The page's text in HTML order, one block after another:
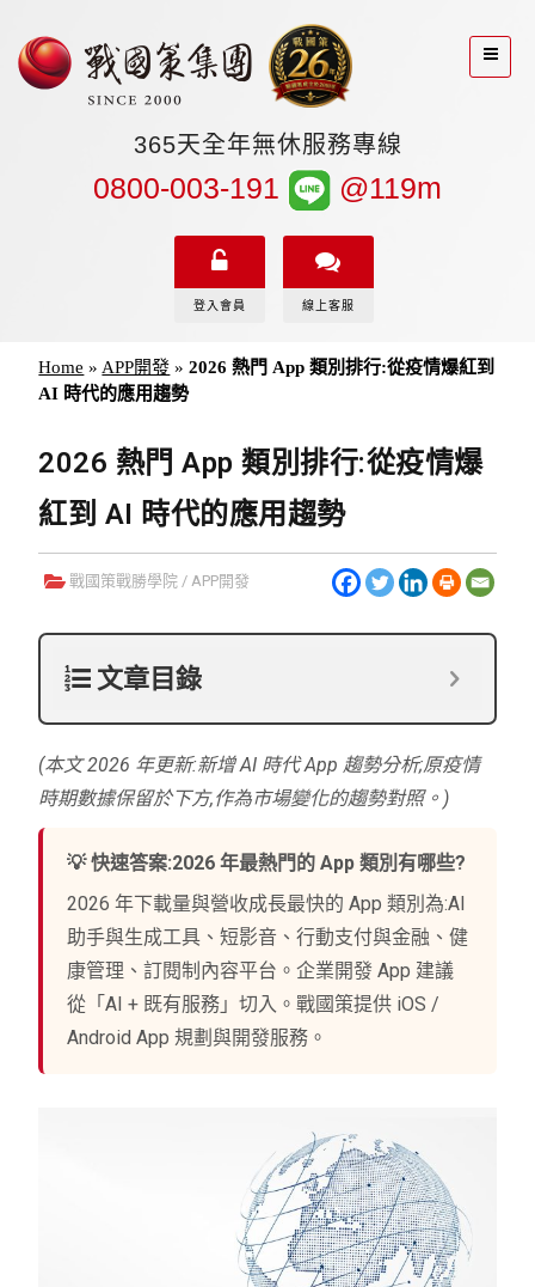
365天全年無休服務專線
0800-003-191 @119m
登入會員 線上客服
Home »APP開發 »2026 熱門 App 類別排行:從疫情爆紅到
AI 時代的應用趨勢
2026 熱門 App 類別排行:從疫情爆
紅到 AI 時代的應用趨勢
戰國策戰勝學院 /APP開發
文章目錄
(本文 2026 年更新:新增 AI 時代 App 趨勢分析;原疫情
時期數據保留於下方,作為市場變化的趨勢對照。)
💡 快速答案:2026 年最熱門的 App 類別有哪些?
2026 年下載量與營收成長最快的 App 類別為:AI
助手與生成工具、短影音、行動支付與金融、健
康管理、訂閱制內容平台。企業開發 App 建議
從「AI + 既有服務」切入。戰國策提供 iOS /
Android App 規劃與開發服務。